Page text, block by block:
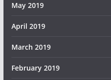
May 2019
April 2019
March 2019
February 2019